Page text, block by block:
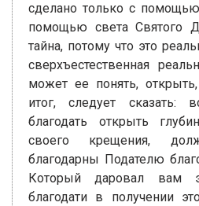
сделано только с помощью
помощью света Святого
тайна, потому что это
сверхъестественная
может ее понять,
итог, следует
благодать открыть
своего крещения,
благодарны Подателю
Который даровал вам
благодати в получении